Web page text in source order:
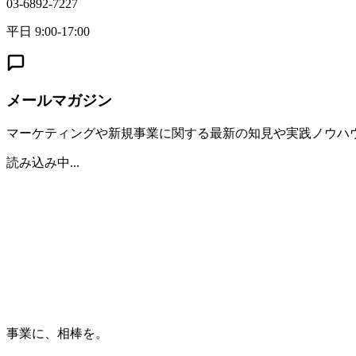
03-6892-7227
平日 9:00-17:00
メールマガジン
マーケティングや新規事業に関する最新の知見や実践ノウハ
読み込み中...
事業に、相棒を。